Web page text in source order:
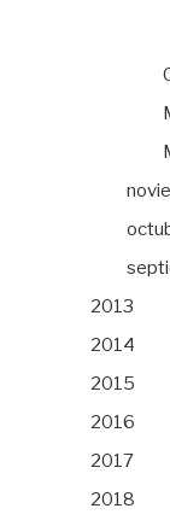
2013
2014
2015
2016
2017
2018